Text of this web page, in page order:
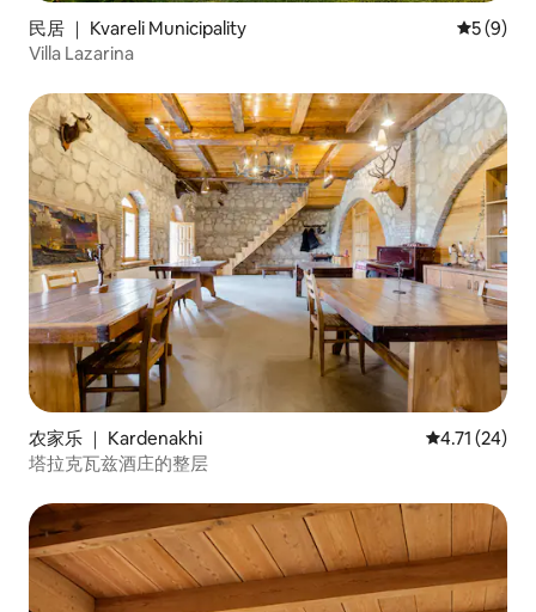
民居 ｜ Kvareli Municipality 平均评分
5 (9)
Villa Lazarina
农家乐 ｜ Kardenakhi 平均评分
4.71 (24)
塔拉克瓦兹酒庄的整层